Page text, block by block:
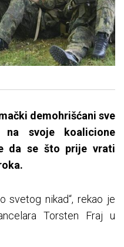
demohrišćani sve
na svoje koalicione
da se što prije vrati
svetog nikad“, rekao je
Torsten Fraj u